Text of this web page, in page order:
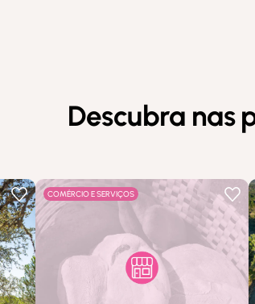
Descubra nas
COMÉRCIO E SERVIÇOS